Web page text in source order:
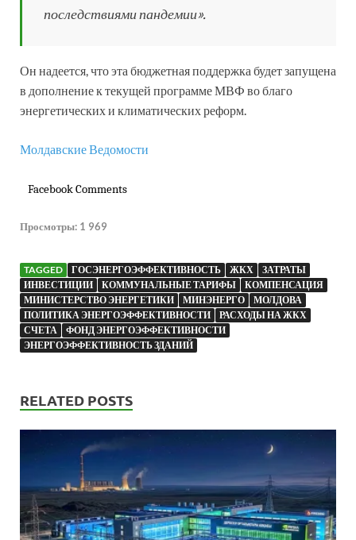
последствиями пандемии».
Он надеется, что эта бюджетная поддержка будет запущена
в дополнение к текущей программе МВФ во благо
энергетических и климатических реформ.
Молдавские Ведомости
Facebook Comments
Просмотры: 1 969
TAGGED ГОСЭНЕРГОЭФФЕКТИВНОСТЬ ЖКХ
ЗАТРАТЫ
ИНВЕСТИЦИИ
КОММУНАЛЬНЫЕ ТАРИФЫ
КОМПЕНСАЦИЯ
МИНИСТЕРСТВО ЭНЕРГЕТИКИ
МИНЭНЕРГО
МОЛДОВА
ПОЛИТИКА ЭНЕРГОЭФФЕКТИВНОСТИ
РАСХОДЫ НА ЖКХ
СЧЕТА
ФОНД ЭНЕРГОЭФФЕКТИВНОСТИ
ЭНЕРГОЭФФЕКТИВНОСТЬ ЗДАНИЙ
RELATED POSTS